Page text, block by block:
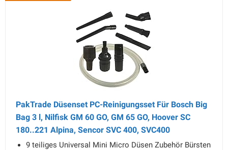
PakTrade Düsenset PC-Reinigungsset Für Bosch Big
Bag 3 l, Nilfisk GM 60 GO, GM 65 GO, Hoover SC
180..221 Alpina, Sencor SVC 400, SVC400
9 teiliges Universal Mini Micro Düsen Zubehör Bürsten